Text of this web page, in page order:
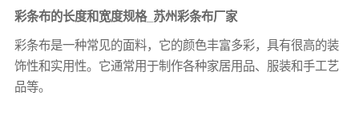
彩条布的长度和宽度规格_苏州彩条布厂家
彩条布是一种常见的面料，它的颜色丰富多彩，具有很高的装
饰性和实用性。它通常用于制作各种家居用品、服装和手工艺
品等。